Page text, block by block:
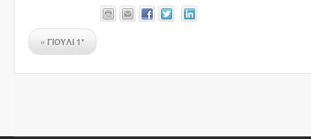
« ΓΙΟΥΛΙ 1*